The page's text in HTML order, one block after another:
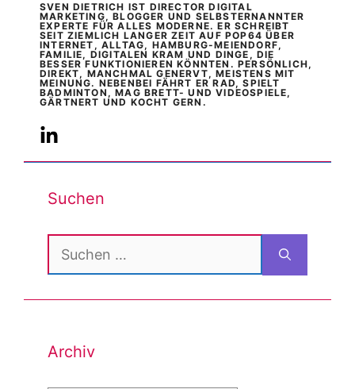
SVEN DIETRICH IST DIRECTOR DIGITAL
MARKETING, BLOGGER UND SELBSTERNANNTER
EXPERTE FÜR ALLES MODERNE. ER SCHREIBT
SEIT ZIEMLICH LANGER ZEIT AUF POP64 ÜBER
INTERNET, ALLTAG, HAMBURG-MEIENDORF,
FAMILIE, DIGITALEN KRAM UND DINGE, DIE
BESSER FUNKTIONIEREN KÖNNTEN. PERSÖNLICH,
DIREKT, MANCHMAL GENERVT, MEISTENS MIT
MEINUNG. NEBENBEI FÄHRT ER RAD, SPIELT
BADMINTON, MAG BRETT- UND VIDEOSPIELE,
GÄRTNERT UND KOCHT GERN.
Suchen
Suchen
nach:
Archiv